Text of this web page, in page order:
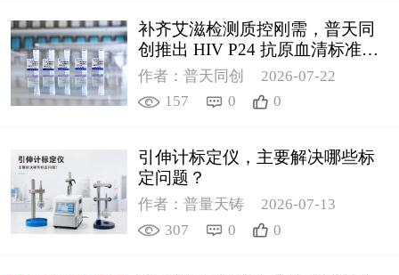
补齐艾滋检测质控刚需，普天同
创推出 HIV P24 抗原血清标准物
质
作者：普天同创
2026-07-22
157
0 0
引伸计标定仪，主要解决哪些标
定问题？
作者：普量天铸
2026-07-13
307
0 0